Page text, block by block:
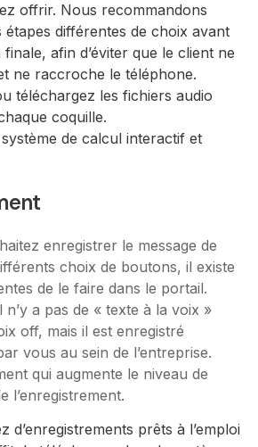
offrir. Nous recommandons
différentes de choix avant
finale, afin d’éviter que le client ne
ne raccroche le téléphone.
téléchargez les fichiers audio
coquille.
de calcul interactif et
enregistrer le message de
choix de boutons, il existe
de le faire dans le portail.
n’y a pas de « texte à la voix »
off, mais il est enregistré
vous au sein de l’entreprise.
qui augmente le niveau de
l’enregistrement.
d’enregistrements prêts à l’emploi